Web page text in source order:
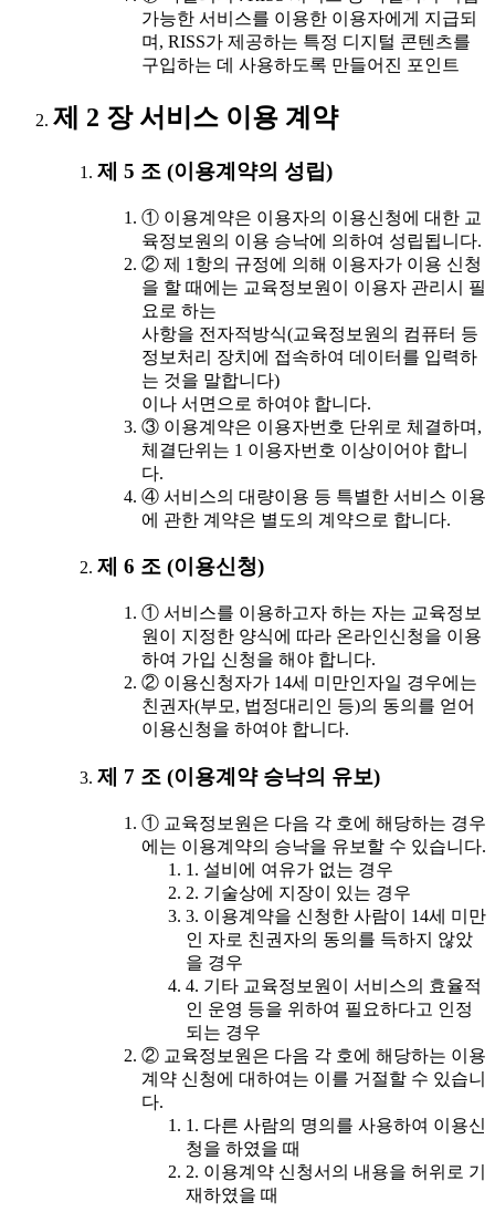
가능한 서비스를 이용한 이용자에게 지급되
며, RISS가 제공하는 특정 디지털 콘텐츠를
구입하는 데 사용하도록 만들어진 포인트
제 2 장 서비스 이용 계약
제 5 조 (이용계약의 성립)
① 이용계약은 이용자의 이용신청에 대한 교
육정보원의 이용 승낙에 의하여 성립됩니다.
② 제 1항의 규정에 의해 이용자가 이용 신청
을 할 때에는 교육정보원이 이용자 관리시 필
요로 하는
사항을 전자적방식(교육정보원의 컴퓨터 등
정보처리 장치에 접속하여 데이터를 입력하
는 것을 말합니다)
이나 서면으로 하여야 합니다.
③ 이용계약은 이용자번호 단위로 체결하며,
체결단위는 1 이용자번호 이상이어야 합니
다.
④ 서비스의 대량이용 등 특별한 서비스 이용
에 관한 계약은 별도의 계약으로 합니다.
제 6 조 (이용신청)
① 서비스를 이용하고자 하는 자는 교육정보
원이 지정한 양식에 따라 온라인신청을 이용
하여 가입 신청을 해야 합니다.
② 이용신청자가 14세 미만인자일 경우에는
친권자(부모, 법정대리인 등)의 동의를 얻어
이용신청을 하여야 합니다.
제 7 조 (이용계약 승낙의 유보)
① 교육정보원은 다음 각 호에 해당하는 경우
에는 이용계약의 승낙을 유보할 수 있습니다.
1. 설비에 여유가 없는 경우
2. 기술상에 지장이 있는 경우
3. 이용계약을 신청한 사람이 14세 미만
인 자로 친권자의 동의를 득하지 않았
을 경우
4. 기타 교육정보원이 서비스의 효율적
인 운영 등을 위하여 필요하다고 인정
되는 경우
② 교육정보원은 다음 각 호에 해당하는 이용
계약 신청에 대하여는 이를 거절할 수 있습니
다.
1. 다른 사람의 명의를 사용하여 이용신
청을 하였을 때
2. 이용계약 신청서의 내용을 허위로 기
재하였을 때